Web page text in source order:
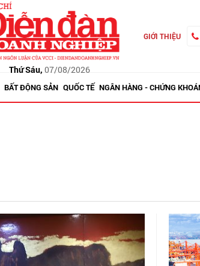
Thứ Sáu, 07/08/2026
GIỚI THIỆU
BẤT ĐỘNG SẢN QUỐC TẾ NGÂN HÀNG - CHỨNG